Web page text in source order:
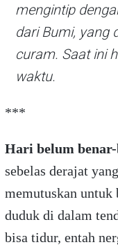
mengintip
dari Bumi, yang
curam. Saat ini
waktu.
***
Hari belum
sebelas derajat
memutuskan untuk
duduk di dalam
bisa tidur, entah